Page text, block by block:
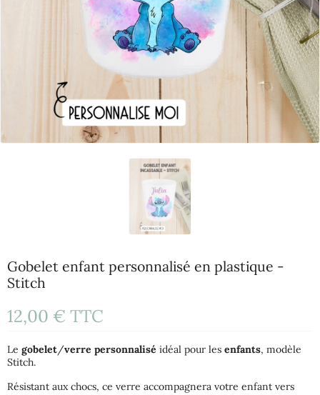
Gobelet enfant personnalisé en plastique -
Stitch
12,00 € TTC
Le gobelet/verre personnalisé idéal pour les enfants, modèle
Stitch.
Résistant aux chocs, ce verre accompagnera votre enfant vers